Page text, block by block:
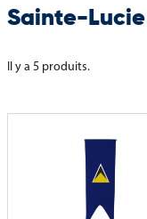
Sainte-Lucie
Il y a 5 produits.